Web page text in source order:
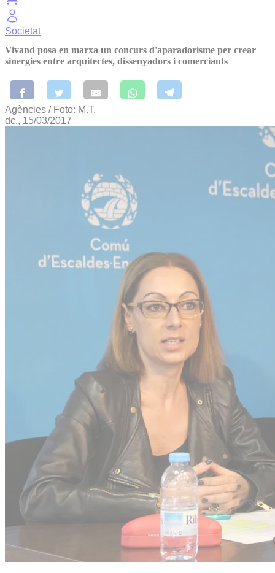
Societat
Vivand posa en marxa un concurs d'aparadorisme per crear
sinergies entre arquitectes, dissenyadors i comerciants
Agències / Foto: M.T.
dc., 15/03/2017